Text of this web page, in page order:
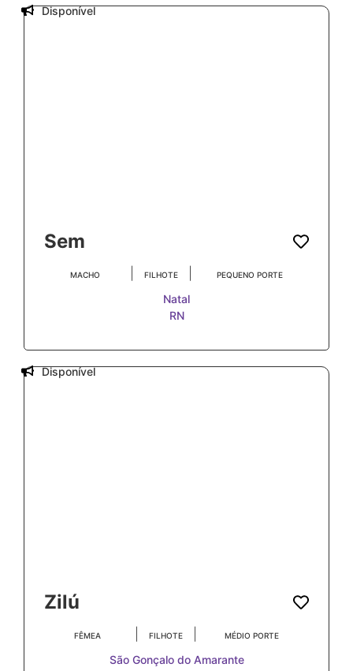
Sem
MACHO FILHOTE PEQUENO PORTE
Natal
RN
Disponível
Zilú
FÊMEA FILHOTE MÉDIO PORTE
São Gonçalo do Amarante
Disponível